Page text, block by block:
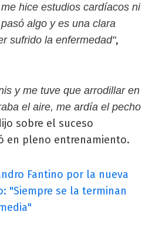
hice estudios cardíacos ni
algo y es una clara
sufrido la enfermedad",
y me tuve que arrodillar en
el aire, me ardía el pecho
sobre el suceso
en pleno entrenamiento.
Fantino por la nueva
"Siempre se la terminan